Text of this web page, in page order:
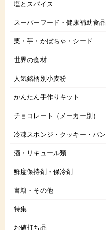
塩とスパイス
スーパーフード・健康補助食品
栗・芋・かぼちゃ・シード
世界の食材
人気銘柄別小麦粉
かんたん手作りキット
チョコレート（メーカー別）
冷凍スポンジ・クッキー・パン
酒・リキュール類
鮮度保持剤・保冷剤
書籍・その他
特集
お値打ち品